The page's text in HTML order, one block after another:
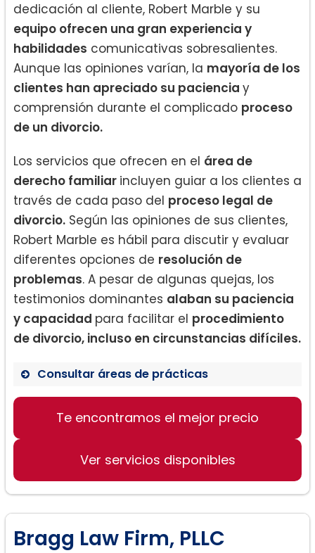
dedicación al cliente, Robert Marble y su
equipo ofrecen una gran experiencia y
habilidades comunicativas sobresalientes.
Aunque las opiniones varían, la mayoría de los
clientes han apreciado su paciencia y
comprensión durante el complicado proceso
de un divorcio.
Los servicios que ofrecen en el área de
derecho familiar incluyen guiar a los clientes a
través de cada paso del proceso legal de
divorcio. Según las opiniones de sus clientes,
Robert Marble es hábil para discutir y evaluar
diferentes opciones de resolución de
problemas. A pesar de algunas quejas, los
testimonios dominantes alaban su paciencia
y capacidad para facilitar el procedimiento
de divorcio, incluso en circunstancias difíciles.
Consultar áreas de prácticas
Derecho de divorcio
Asesoramiento en procesos de
Evaluación y discusión de opciones de
Te encontramos el mejor precio
Ver servicios disponibles
Bragg Law Firm, PLLC